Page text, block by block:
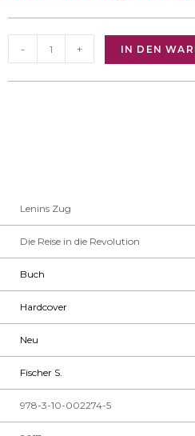
- + IN DEN
Lenins Zug
Die Reise in die Revolution
Buch
Hardcover
Neu
Fischer S.
978-3-10-002274-5